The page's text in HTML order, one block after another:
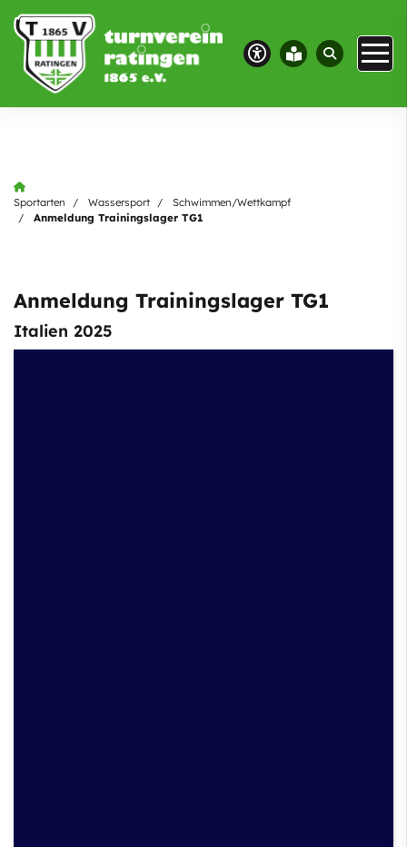
Sportarten Wassersport
Schwimmen/Wettkampf
Anmeldung Trainingslager TG1
Anmeldung Trainingslager TG1
Italien 2025